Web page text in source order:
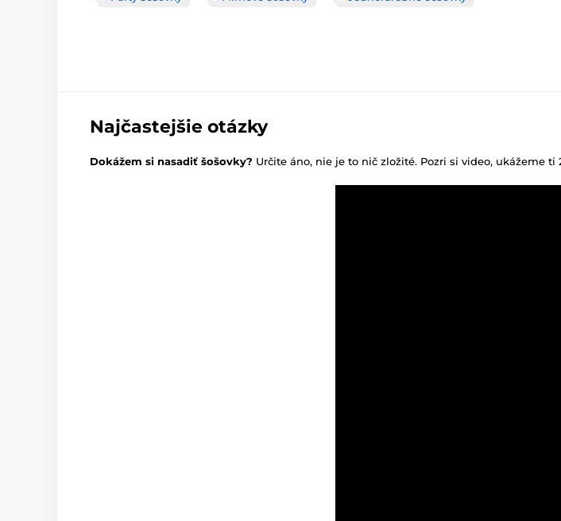
Najčastejšie otázky
Dokážem si nasadiť šošovky? Určite áno, nie je to nič zložité. Pozri si video, ukážeme